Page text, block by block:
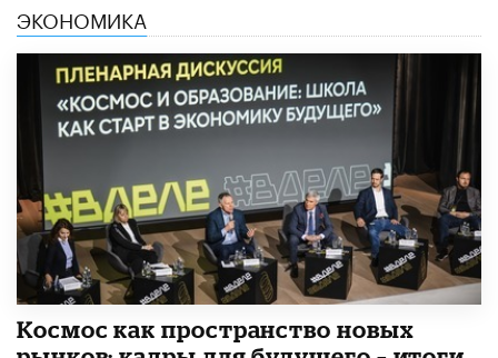
ЭКОНОМИКА
Космос как пространство новых